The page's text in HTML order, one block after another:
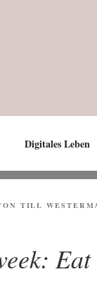
Digitales Leben
TILL